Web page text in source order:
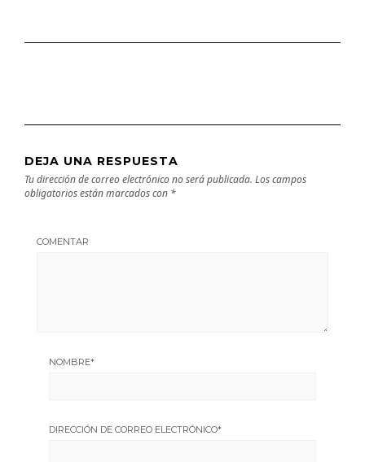
DEJA UNA RESPUESTA
Tu dirección de correo electrónico no será publicada. Los campos
obligatorios están marcados con *
COMENTAR
NOMBRE*
DIRECCIÓN DE CORREO ELECTRÓNICO*